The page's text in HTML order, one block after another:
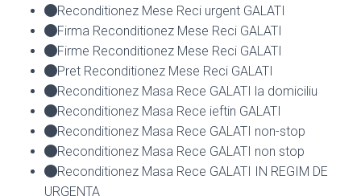
Reconditionez Mese Reci urgent GALATI
Firma Reconditionez Mese Reci GALATI
Firme Reconditionez Mese Reci GALATI
Pret Reconditionez Mese Reci GALATI
Reconditionez Masa Rece GALATI la domiciliu
Reconditionez Masa Rece ieftin GALATI
Reconditionez Masa Rece GALATI non-stop
Reconditionez Masa Rece GALATI non stop
Reconditionez Masa Rece GALATI IN REGIM DE
URGENTA